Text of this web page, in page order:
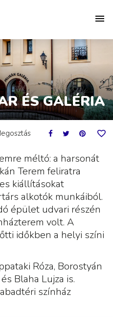
ÉS GALÉRIA
méltó: a harsonát
Terem feliratra
kiállításokat
alkotók munkáiból.
épület udvari részén
volt. A
időkben a helyi színi
Róza, Borostyán
Blaha Lujza is.
színház